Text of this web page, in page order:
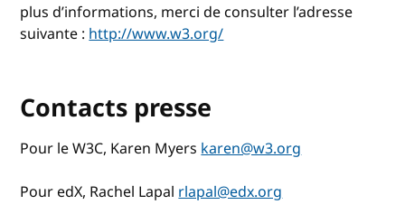
plus d’informations, merci de consulter l’adresse
suivante :http://www.w3.org/
Contacts presse
Pour le W3C, Karen Myerskaren@w3.org
Pour edX, Rachel Lapalrlapal@edx.org